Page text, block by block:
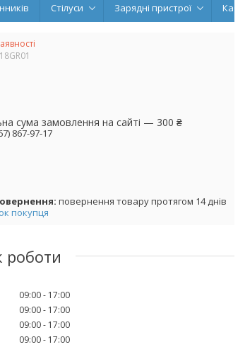
Стілуси Зарядні пристрої
сума замовлення на сайті — 300 ₴
867-97-17
повернення товару протягом 14 днів
покупця
роботи
09:00
17:00
09:00
17:00
09:00
17:00
09:00
17:00